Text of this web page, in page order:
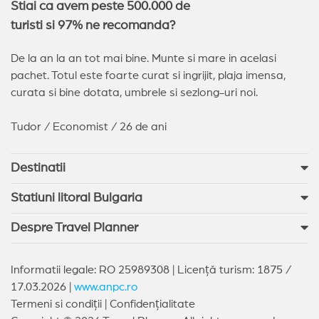
Stiai ca avem peste 500.000 de
turisti si 97% ne recomanda?
De la an la an tot mai bine. Munte si mare in acelasi
pachet. Totul este foarte curat si ingrijit, plaja imensa,
curata si bine dotata, umbrele si sezlong-uri noi.
Tudor / Economist / 26 de ani
Destinatii
Statiuni litoral Bulgaria
Despre Travel Planner
Informatii legale: RO 25989308 | Licență turism: 1875 /
17.03.2026 | www.anpc.ro
Termeni si condiții Confidențialitate